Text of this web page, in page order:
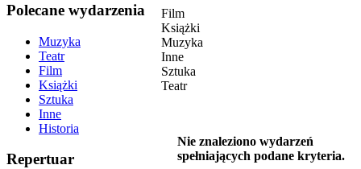
Polecane wydarzenia
Muzyka
Teatr
Film
Książki
Sztuka
Inne
Historia
Repertuar
Film
Książki
Muzyka
Inne
Sztuka
Teatr
Nie znaleziono wydarzeń
spełniających podane kryteria.